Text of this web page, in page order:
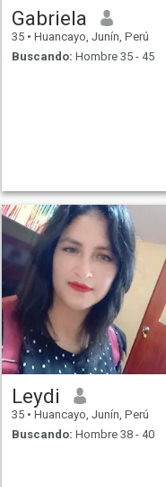
Gabriela
35 • Huancayo, Junín, Perú
Buscando: Hombre 35 - 45
Leydi
35 • Huancayo, Junín, Perú
Buscando: Hombre 38 - 40